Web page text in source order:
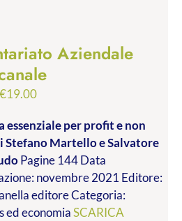
Aziendale
€19.00Fascia
prezzo:
da
€9.99
a
€19.00
essenziale per profit e non
Stefano Martello e Salvatore
Pagine 144 Data
novembre 2021 Editore:
editore Categoria:
ed economiaSCARICA